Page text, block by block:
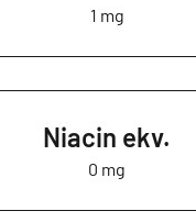
1 mg
Niacin ekv.
0 mg